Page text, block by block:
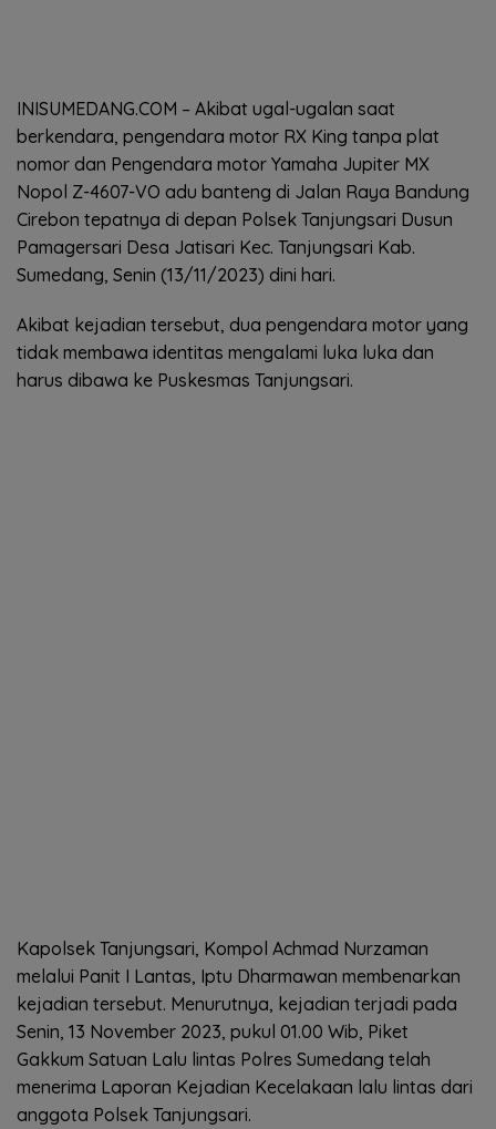
INISUMEDANG.COM – Akibat ugal-ugalan saat
berkendara, pengendara motor RX King tanpa plat
nomor dan Pengendara motor Yamaha Jupiter MX
Nopol Z-4607-VO adu banteng di Jalan Raya Bandung
Cirebon tepatnya di depan Polsek Tanjungsari Dusun
Pamagersari Desa Jatisari Kec. Tanjungsari Kab.
Sumedang, Senin (13/11/2023) dini hari.
Akibat kejadian tersebut, dua pengendara motor yang
tidak membawa identitas mengalami luka luka dan
harus dibawa ke Puskesmas Tanjungsari.
Kapolsek Tanjungsari, Kompol Achmad Nurzaman
melalui Panit I Lantas, Iptu Dharmawan membenarkan
kejadian tersebut. Menurutnya, kejadian terjadi pada
Senin, 13 November 2023, pukul 01.00 Wib, Piket
Gakkum Satuan Lalu lintas Polres Sumedang telah
menerima Laporan Kejadian Kecelakaan lalu lintas dari
anggota Polsek Tanjungsari.